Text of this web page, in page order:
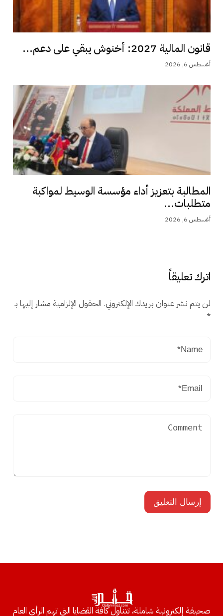
قانون المالية 2027: أخنوش يبقي على دعم...
أغسطس 6, 2026
المطالبة بتعزيز أداء مؤسسة الوسيط لمواكبة
متطلبات...
أغسطس 6, 2026
اترك تعليقاً
لن يتم نشر عنوان بريدك الإلكتروني. الحقول الإلزامية مشار إليها بـ
*
صحيفة إلكترونية شاملة، تتناول كافة القضايا التي تهم الرأي العام